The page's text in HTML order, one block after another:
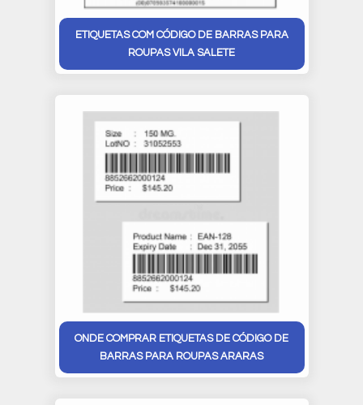
ETIQUETAS COM CÓDIGO DE BARRAS PARA
ROUPAS VILA SALETE
ONDE COMPRAR ETIQUETAS DE CÓDIGO DE
BARRAS PARA ROUPAS ARARAS